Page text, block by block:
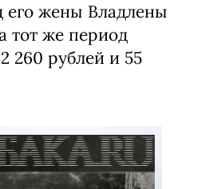
его жены Владлены
тот же период
260 рублей и 55